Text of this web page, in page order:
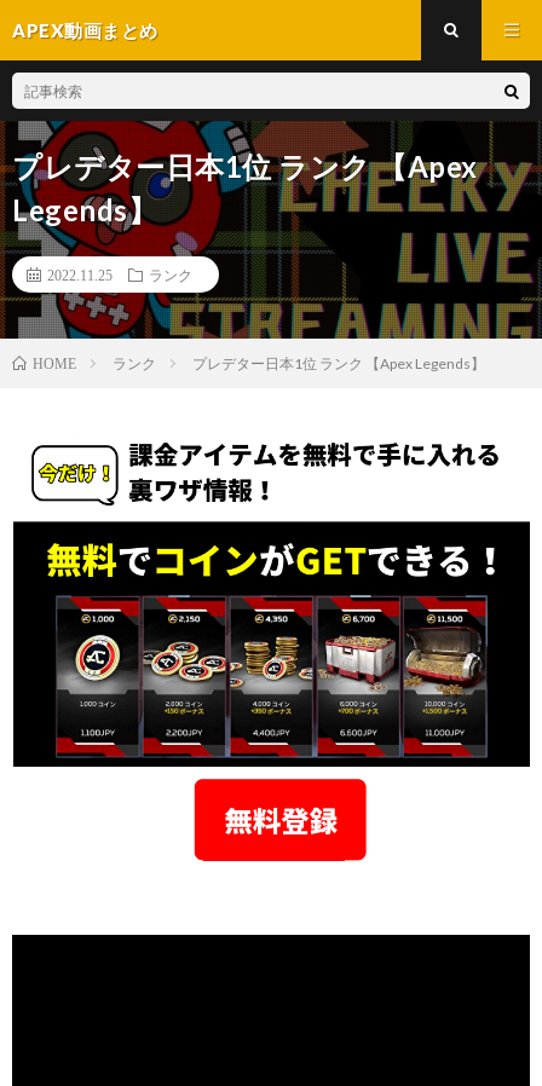
APEX動画まとめ
プレデター日本1位 ランク 【Apex
Legends】
2022.11.25 ランク
HOME ランク プレデター日本1位 ランク 【Apex Legends】